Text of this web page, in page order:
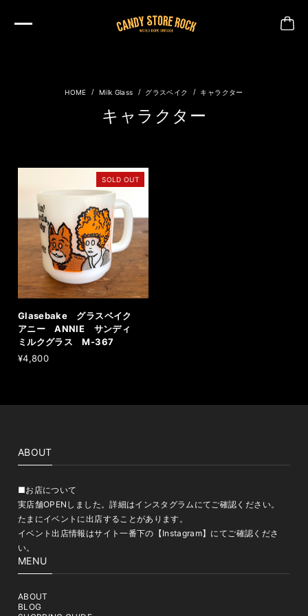
Milk Glass グラスベイク キャラクター
キャラクター
SOLD OUT
Glasebake グラスベイク
アニー ANNIE サンディ
ミルクグラス M-367
¥4,800
ABOUT
■お店について
実店舗OPENしました。詳細はインスタグラムにてご確認ください。
たまにイベントに出店することがあります。
イベント出店情報はサイト一番下の【Instagram】にてご確認くださ
い。
MENU
ABOUT
BLOG